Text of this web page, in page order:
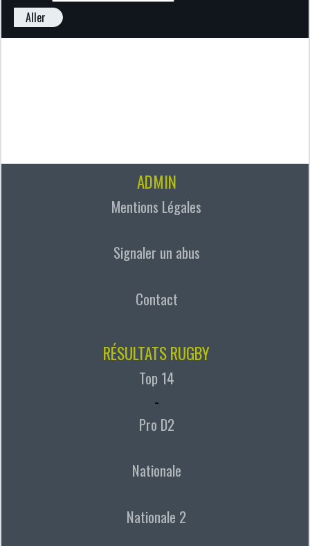
Aller
ADMIN
Mentions Légales
Signaler un abus
Contact
RÉSULTATS RUGBY
Top 14
-
Pro D2
Nationale
Nationale 2